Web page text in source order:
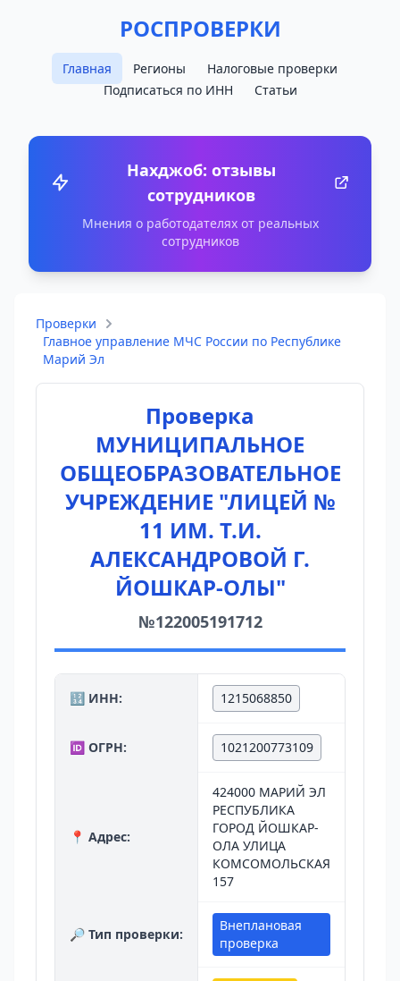
РОСПРОВЕРКИ
Главная Регионы
Налоговые проверки
Подписаться по ИНН
Статьи
Нахджоб: отзывы
сотрудников
Мнения о работодателях от реальных
сотрудников
Проверки
Главное управление МЧС России по Республике
Марий Эл
Проверка
МУНИЦИПАЛЬНОЕ
ОБЩЕОБРАЗОВАТЕЛЬНОЕ
УЧРЕЖДЕНИЕ "ЛИЦЕЙ №
11 ИМ. Т.И.
АЛЕКСАНДРОВОЙ Г.
ЙОШКАР-ОЛЫ"
№122005191712
🔢 ИНН: 1215068850
🆔 ОГРН: 1021200773109
📍 Адрес:
424000 МАРИЙ ЭЛ
РЕСПУБЛИКА
ГОРОД ЙОШКАР-
ОЛА УЛИЦА
КОМСОМОЛЬСКАЯ
157
🔎 Тип проверки:
Внеплановая
проверка